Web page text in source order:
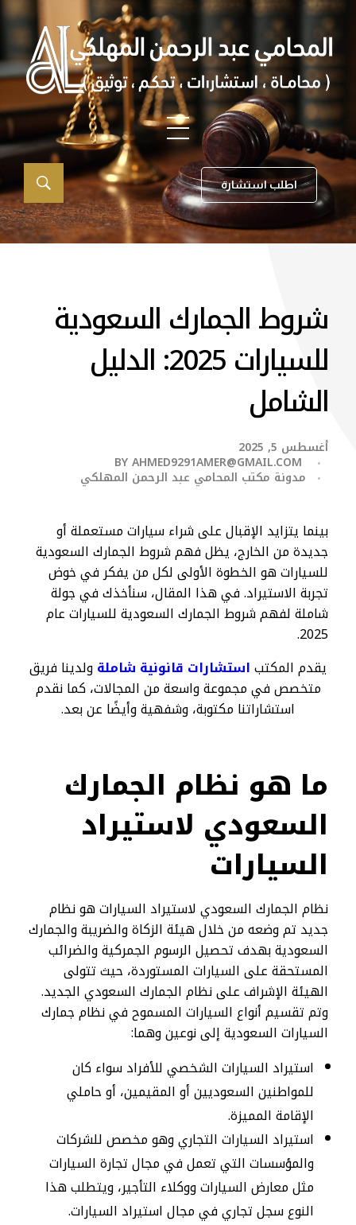
اطلب استشارة
شروط الجمارك السعودية
للسيارات 2025: الدليل
الشامل
أغسطس 5, 2025
BYAHMED9291AMER@GMAIL.COM
مدونة مكتب المحامي عبد الرحمن المهلكي
بينما يتزايد الإقبال على شراء سيارات مستعملة أو
جديدة من الخارج، يظل فهم شروط الجمارك السعودية
للسيارات هو الخطوة الأولى لكل من يفكر في خوض
تجربة الاستيراد. في هذا المقال، سنأخذك في جولة
شاملة لفهم شروط الجمارك السعودية للسيارات عام
2025.
يقدم المكتباستشارات قانونية شاملةولدينا فريق
متخصص في مجموعة واسعة من المجالات، كما نقدم
استشاراتنا مكتوبة، وشفهية وأيضًا عن بعد.
ما هو نظام الجمارك
السعودي لاستيراد
السيارات
نظام الجمارك السعودي لاستيراد السيارات هو نظام
جديد تم وضعه من خلال هيئة الزكاة والضريبة والجمارك
السعودية بهدف تحصيل الرسوم الجمركية والضرائب
المستحقة على السيارات المستوردة، حيث تتولى
الهيئة الإشراف على نظام الجمارك السعودي الجديد.
وتم تقسيم أنواع السيارات المسموح في نظام جمارك
السيارات السعودية إلى نوعين وهما:
استيراد السيارات الشخصي للأفراد سواء كان
للمواطنين السعوديين أو المقيمين، أو حاملي
الإقامة المميزة.
استيراد السيارات التجاري وهو مخصص للشركات
والمؤسسات التي تعمل في مجال تجارة السيارات
مثل معارض السيارات ووكلاء التأجير، ويتطلب هذا
النوع سجل تجاري في مجال استيراد السيارات.